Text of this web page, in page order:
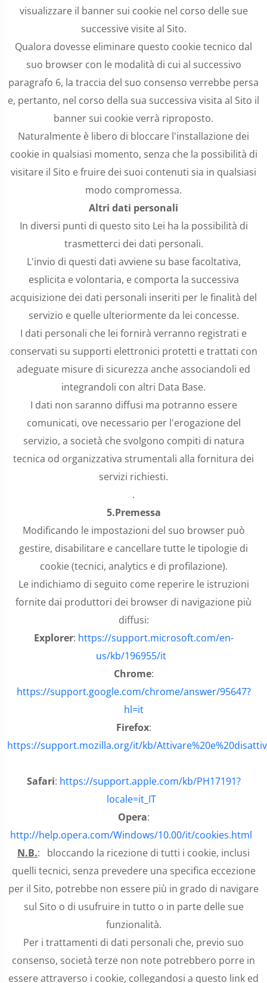
visualizzare il banner sui cookie nel corso delle sue
successive visite al Sito.
Qualora dovesse eliminare questo cookie tecnico dal
suo browser con le modalità di cui al successivo
paragrafo 6, la traccia del suo consenso verrebbe persa
e, pertanto, nel corso della sua successiva visita al Sito il
banner sui cookie verrà riproposto.
Naturalmente è libero di bloccare l'installazione dei
cookie in qualsiasi momento, senza che la possibilità di
visitare il Sito e fruire dei suoi contenuti sia in qualsiasi
modo compromessa.
Altri dati personali
In diversi punti di questo sito Lei ha la possibilità di
trasmetterci dei dati personali.
L'invio di questi dati avviene su base facoltativa,
esplicita e volontaria, e comporta la successiva
acquisizione dei dati personali inseriti per le finalità del
servizio e quelle ulteriormente da lei concesse.
I dati personali che lei fornirà verranno registrati e
conservati su supporti elettronici protetti e trattati con
adeguate misure di sicurezza anche associandoli ed
integrandoli con altri Data Base.
I dati non saranno diffusi ma potranno essere
comunicati, ove necessario per l'erogazione del
servizio, a società che svolgono compiti di natura
tecnica od organizzativa strumentali alla fornitura dei
servizi richiesti.
.
5.Premessa
Modificando le impostazioni del suo browser può
gestire, disabilitare e cancellare tutte le tipologie di
cookie (tecnici, analytics e di profilazione).
Le indichiamo di seguito come reperire le istruzioni
fornite dai produttori dei browser di navigazione più
diffusi:
Explorer: https://support.microsoft.com/en-
us/kb/196955/it
Chrome:
https://support.google.com/chrome/answer/95647?
hl=it
Firefox:
https://support.mozilla.org/it/kb/
Safari: https://support.apple.com/kb/PH17191?
locale=it_IT
Opera:
http://help.opera.com/Windows/10.00/it/cookies.html
N.B.: bloccando la ricezione di tutti i cookie, inclusi
quelli tecnici, senza prevedere una specifica eccezione
per il Sito, potrebbe non essere più in grado di navigare
sul Sito o di usufruire in tutto o in parte delle sue
funzionalità.
Per i trattamenti di dati personali che, previo suo
consenso, società terze non note potrebbero porre in
essere attraverso i cookie, collegandosi a questo link ed